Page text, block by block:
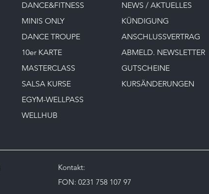
DANCE&FITNESS
MINIS ONLY
DANCE TROUPE
10er KARTE
MASTERCLASS
SALSA KURSE
EGYM-WELLPASS
WELLHUB
NEWS / AKTUELLES
KÜNDIGUNG
ANSCHLUSSVERTRAG
ABMELD. NEWSLETTER
GUTSCHEINE
KURSÄNDERUNGEN
Kontakt:
FON: 0231 758 107 97